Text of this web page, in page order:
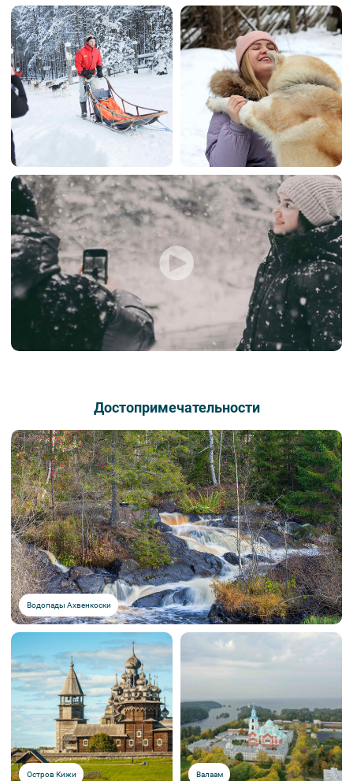
Достопримечательности
Водопады Ахвенкоски
Остров Кижи Валаам